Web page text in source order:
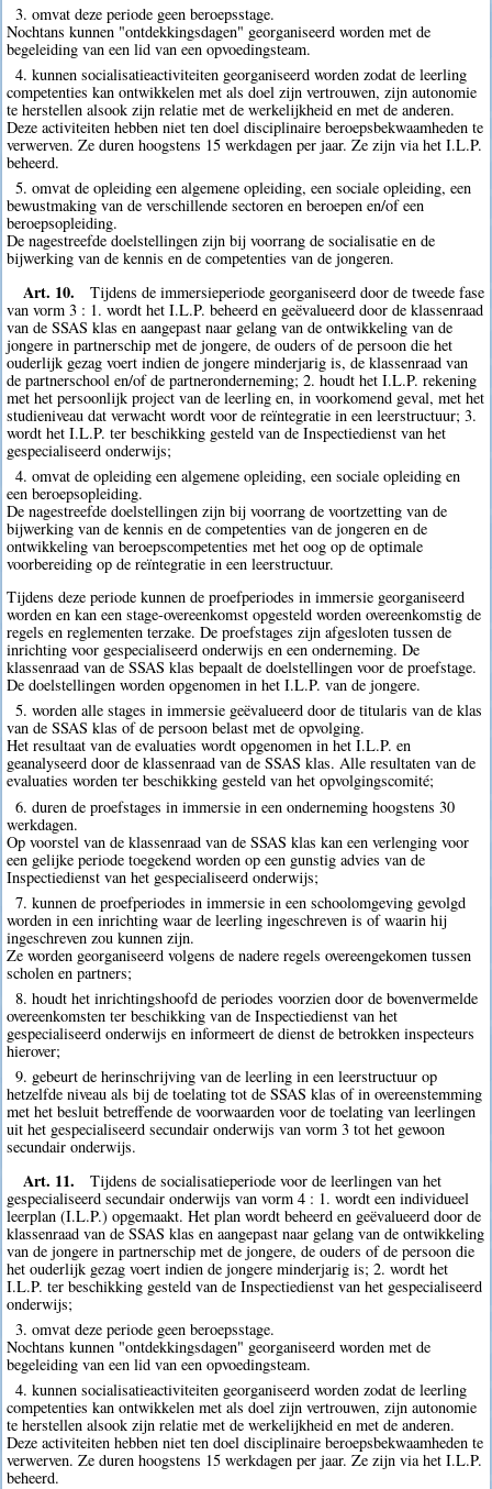
3. omvat deze periode geen beroepsstage.
Nochtans kunnen "ontdekkingsdagen" georganiseerd worden met de
begeleiding van een lid van een opvoedingsteam.
4. kunnen socialisatieactiviteiten georganiseerd worden zodat de leerling
competenties kan ontwikkelen met als doel zijn vertrouwen, zijn autonomie
te herstellen alsook zijn relatie met de werkelijkheid en met de anderen.
Deze activiteiten hebben niet ten doel disciplinaire beroepsbekwaamheden te
verwerven. Ze duren hoogstens 15 werkdagen per jaar. Ze zijn via het I.L.P.
beheerd.
5. omvat de opleiding een algemene opleiding, een sociale opleiding, een
bewustmaking van de verschillende sectoren en beroepen en/of een
beroepsopleiding.
De nagestreefde doelstellingen zijn bij voorrang de socialisatie en de
bijwerking van de kennis en de competenties van de jongeren.
Art. 10.
Tijdens de immersieperiode georganiseerd door de tweede fase
van vorm 3 : 1. wordt het I.L.P. beheerd en geëvalueerd door de klassenraad
van de SSAS klas en aangepast naar gelang van de ontwikkeling van de
jongere in partnerschip met de jongere, de ouders of de persoon die het
ouderlijk gezag voert indien de jongere minderjarig is, de klassenraad van
de partnerschool en/of de partneronderneming; 2. houdt het I.L.P. rekening
met het persoonlijk project van de leerling en, in voorkomend geval, met het
studieniveau dat verwacht wordt voor de reïntegratie in een leerstructuur; 3.
wordt het I.L.P. ter beschikking gesteld van de Inspectiedienst van het
gespecialiseerd onderwijs;
4. omvat de opleiding een algemene opleiding, een sociale opleiding en
een beroepsopleiding.
De nagestreefde doelstellingen zijn bij voorrang de voortzetting van de
bijwerking van de kennis en de competenties van de jongeren en de
ontwikkeling van beroepscompetenties met het oog op de optimale
voorbereiding op de reïntegratie in een leerstructuur.
Tijdens deze periode kunnen de proefperiodes in immersie georganiseerd
worden en kan een stage-overeenkomst opgesteld worden overeenkomstig de
regels en reglementen terzake. De proefstages zijn afgesloten tussen de
inrichting voor gespecialiseerd onderwijs en een onderneming. De
klassenraad van de SSAS klas bepaalt de doelstellingen voor de proefstage.
De doelstellingen worden opgenomen in het I.L.P. van de jongere.
5. worden alle stages in immersie geëvalueerd door de titularis van de klas
van de SSAS klas of de persoon belast met de opvolging.
Het resultaat van de evaluaties wordt opgenomen in het I.L.P. en
geanalyseerd door de klassenraad van de SSAS klas. Alle resultaten van de
evaluaties worden ter beschikking gesteld van het opvolgingscomité;
6. duren de proefstages in immersie in een onderneming hoogstens 30
werkdagen.
Op voorstel van de klassenraad van de SSAS klas kan een verlenging voor
een gelijke periode toegekend worden op een gunstig advies van de
Inspectiedienst van het gespecialiseerd onderwijs;
7. kunnen de proefperiodes in immersie in een schoolomgeving gevolgd
worden in een inrichting waar de leerling ingeschreven is of waarin hij
ingeschreven zou kunnen zijn.
Ze worden georganiseerd volgens de nadere regels overeengekomen tussen
scholen en partners;
8. houdt het inrichtingshoofd de periodes voorzien door de bovenvermelde
overeenkomsten ter beschikking van de Inspectiedienst van het
gespecialiseerd onderwijs en informeert de dienst de betrokken inspecteurs
hierover;
9. gebeurt de herinschrijving van de leerling in een leerstructuur op
hetzelfde niveau als bij de toelating tot de SSAS klas of in overeenstemming
met het besluit betreffende de voorwaarden voor de toelating van leerlingen
uit het gespecialiseerd secundair onderwijs van vorm 3 tot het gewoon
secundair onderwijs.
Art. 11.
Tijdens de socialisatieperiode voor de leerlingen van het
gespecialiseerd secundair onderwijs van vorm 4 : 1. wordt een individueel
leerplan (I.L.P.) opgemaakt. Het plan wordt beheerd en geëvalueerd door de
klassenraad van de SSAS klas en aangepast naar gelang van de ontwikkeling
van de jongere in partnerschip met de jongere, de ouders of de persoon die
het ouderlijk gezag voert indien de jongere minderjarig is; 2. wordt het
I.L.P. ter beschikking gesteld van de Inspectiedienst van het gespecialiseerd
onderwijs;
3. omvat deze periode geen beroepsstage.
Nochtans kunnen "ontdekkingsdagen" georganiseerd worden met de
begeleiding van een lid van een opvoedingsteam.
4. kunnen socialisatieactiviteiten georganiseerd worden zodat de leerling
competenties kan ontwikkelen met als doel zijn vertrouwen, zijn autonomie
te herstellen alsook zijn relatie met de werkelijkheid en met de anderen.
Deze activiteiten hebben niet ten doel disciplinaire beroepsbekwaamheden te
verwerven. Ze duren hoogstens 15 werkdagen per jaar. Ze zijn via het I.L.P.
beheerd.